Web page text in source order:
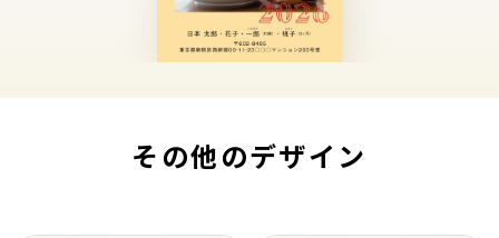
その他のデザイン